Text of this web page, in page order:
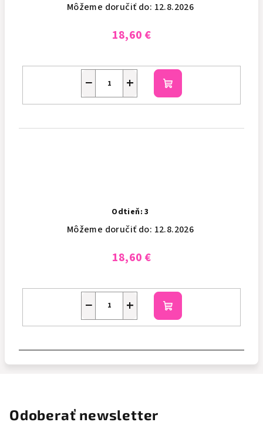
Môžeme doručiť do: 12.8.2026
18,60 €
+
− Do
košíka
Odtieň: 3
Môžeme doručiť do: 12.8.2026
18,60 €
+
− Do
košíka
Odoberať newsletter